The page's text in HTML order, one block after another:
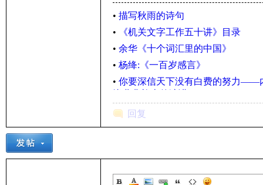
• 描写秋雨的诗句
•
《机关文字工作五十讲》目录
• 余华《十个词汇里的中国》
• 杨绛:《一百岁感言》
• 你要深信天下没有白费的努力——
回复